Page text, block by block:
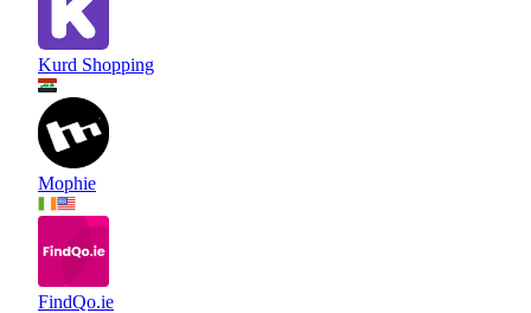
Kurd Shopping
Mophie
FindQo.ie